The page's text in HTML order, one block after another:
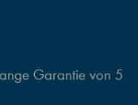
Garantie von 5